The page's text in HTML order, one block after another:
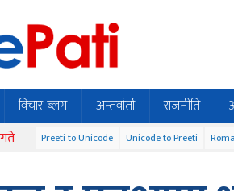
विचार-ब्लग अन्तर्वार्ता राजनीति
Preeti to Unicode Unicode to Preeti